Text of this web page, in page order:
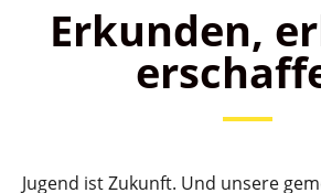
Erkunden,
Jugend ist Zukunft. Und unsere